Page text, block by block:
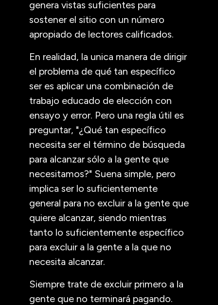
genera vistas suficientes para
sostener el sitio con un número
apropiado de lectores calificados.
En realidad, la unica manera de dirigir
el problema de qué tan específico
ser es aplicar una combinación de
trabajo educado de elección con
ensayo y error. Pero una regla útil es
preguntar, "¿Qué tan específico
necesita ser el término de búsqueda
para alcanzar sólo a la gente que
necesitamos?" Suena simple, pero
implica ser lo suficientemente
general para no excluir a la gente que
quiere alcanzar, siendo mientras
tanto lo suficientemente específico
para excluir a la gente a la que no
necesita alcanzar.
Siempre trate de excluir primero a la
gente que no terminará pagando.